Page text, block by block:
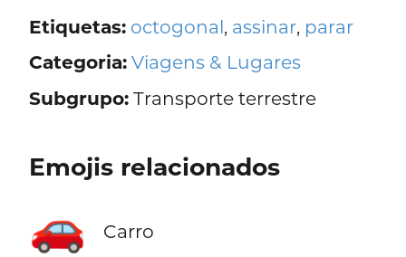
Etiquetas: octogonal, assinar, parar
Categoria: Viagens & Lugares
Subgrupo:Transporte terrestre
Emojis relacionados
🚗 Carro